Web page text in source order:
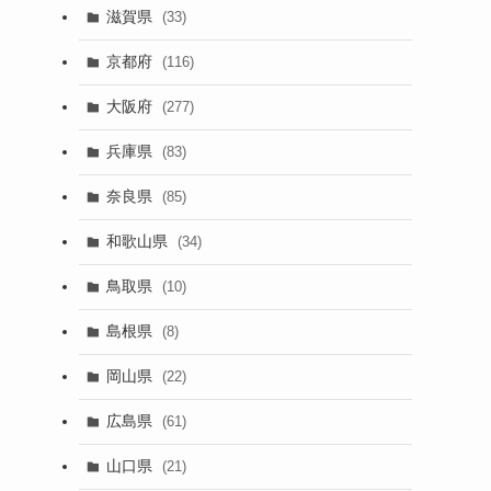
滋賀県 (33)
京都府 (116)
大阪府 (277)
兵庫県 (83)
奈良県 (85)
和歌山県 (34)
鳥取県 (10)
島根県 (8)
岡山県 (22)
広島県 (61)
山口県 (21)